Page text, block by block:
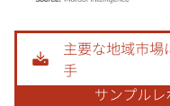
画像 © Mordor Intelligence。